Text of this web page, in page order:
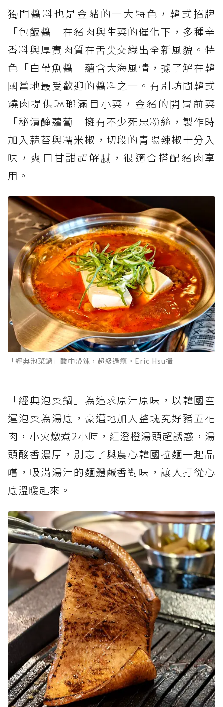
獨門醬料也是金豬的一大特色，韓式招牌
「包飯醬」在豬肉與生菜的催化下，多種辛
香料與厚實肉質在舌尖交織出全新風貌。特
色「白帶魚醬」蘊含大海風情，據了解在韓
國當地最受歡迎的醬料之一。有別坊間韓式
燒肉提供琳瑯滿目小菜，金豬的開胃前菜
「秘漬醃蘿蔔」擁有不少死忠粉絲，製作時
加入蒜苔與糯米椒，切段的青陽辣椒十分入
味，爽口甘甜超解膩，很適合搭配豬肉享
用。
「經典泡菜鍋」酸中帶辣，超級過癮。Eric Hsu攝
「經典泡菜鍋」為追求原汁原味，以韓國空
運泡菜為湯底，豪邁地加入整塊究好豬五花
肉，小火燉煮2小時，紅澄橙湯頭超誘惑，湯
頭酸香濃厚，別忘了與農心韓國拉麵一起品
嚐，吸滿湯汁的麵體鹹香對味，讓人打從心
底溫暖起來。